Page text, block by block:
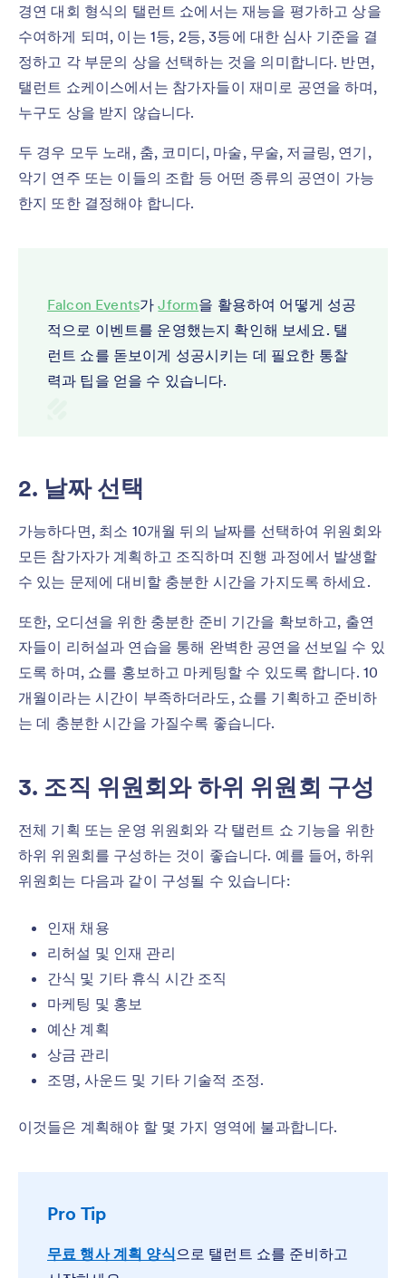
경연 대회 형식의 탤런트 쇼에서는 재능을 평가하고 상을
수여하게 되며, 이는 1등, 2등, 3등에 대한 심사 기준을 결
정하고 각 부문의 상을 선택하는 것을 의미합니다. 반면,
탤런트 쇼케이스에서는 참가자들이 재미로 공연을 하며,
누구도 상을 받지 않습니다.
두 경우 모두 노래, 춤, 코미디, 마술, 무술, 저글링, 연기,
악기 연주 또는 이들의 조합 등 어떤 종류의 공연이 가능
한지 또한 결정해야 합니다.
Falcon Events가Jform을 활용하여 어떻게 성공
적으로 이벤트를 운영했는지 확인해 보세요. 탤
런트 쇼를 돋보이게 성공시키는 데 필요한 통찰
력과 팁을 얻을 수 있습니다.
2. 날짜 선택
가능하다면, 최소 10개월 뒤의 날짜를 선택하여 위원회와
모든 참가자가 계획하고 조직하며 진행 과정에서 발생할
수 있는 문제에 대비할 충분한 시간을 가지도록 하세요.
또한, 오디션을 위한 충분한 준비 기간을 확보하고, 출연
자들이 리허설과 연습을 통해 완벽한 공연을 선보일 수 있
도록 하며, 쇼를 홍보하고 마케팅할 수 있도록 합니다. 10
개월이라는 시간이 부족하더라도, 쇼를 기획하고 준비하
는 데 충분한 시간을 가질수록 좋습니다.
3. 조직 위원회와 하위 위원회 구성
전체 기획 또는 운영 위원회와 각 탤런트 쇼 기능을 위한
하위 위원회를 구성하는 것이 좋습니다. 예를 들어, 하위
위원회는 다음과 같이 구성될 수 있습니다:
인재 채용
리허설 및 인재 관리
간식 및 기타 휴식 시간 조직
마케팅 및 홍보
예산 계획
상금 관리
조명, 사운드 및 기타 기술적 조정.
이것들은 계획해야 할 몇 가지 영역에 불과합니다.
Pro Tip
무료 행사 계획 양식으로 탤런트 쇼를 준비하고